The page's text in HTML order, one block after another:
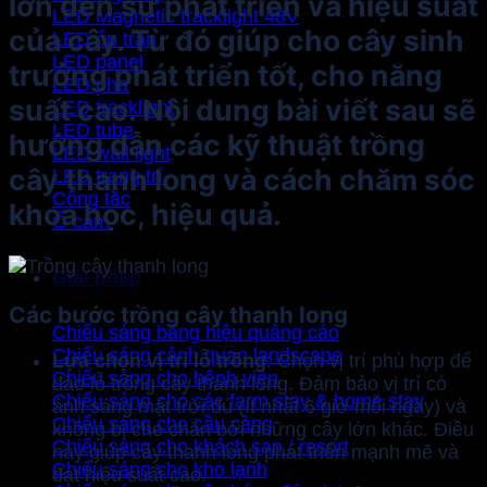
LED Magnetic tracklight 48V
LED ốp trần
LED panel
LED pha
LED tracklight
LED tube
LED wall light
LED trang trí
Công tắc
Ổ cắm
Giải pháp
Chiếu sáng bảng hiệu quảng cáo
Chiếu sáng cảnh quan landscape
Chiếu sáng cho bệnh viện
Chiếu sáng cho các farm stay & home stay
Chiếu sáng cho cầu cảng
Chiếu sáng cho khách sạn / resort
Chiếu sáng cho kho lạnh
của cây. Từ đó giúp cho cây sinh
trưởng phát triển tốt, cho năng
suất cao. Nội dung bài viết sau sẽ
hướng dẫn các kỹ thuật trồng
cây thanh long và cách chăm sóc
khoa học, hiệu quả.
Các bước trồng cây thanh long
Lựa chọn vị trí lỗ trồng: Chọn vị trí phù hợp để
đào lỗ trồng cây thanh long. Đảm bảo vị trí có
ánh sáng mặt trời đủ (ít nhất 6 giờ mỗi ngày) và
không bị che chắn bởi những cây lớn khác. Điều
này giúp cây thanh long phát triển mạnh mẽ và
đạt hiệu suất cao.